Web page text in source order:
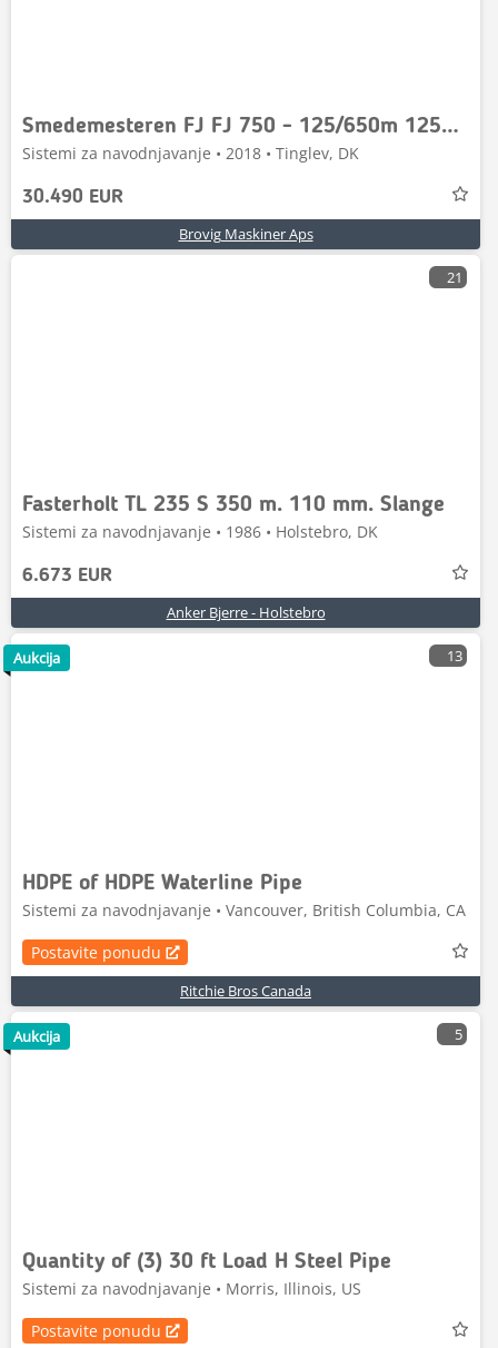
Smedemesteren FJ FJ 750 - 125/650m 125mm pl 125x6
Sistemi za navodnjavanje • 2018 • Tinglev, DK
30.490 EUR
Brovig Maskiner Aps
21
Fasterholt TL 235 S 350 m. 110 mm. Slange
Sistemi za navodnjavanje • 1986 • Holstebro, DK
6.673 EUR
Anker Bjerre - Holstebro
13
HDPE of HDPE Waterline Pipe
Sistemi za navodnjavanje • Vancouver, British Columbia, CA
Postavite ponudu
Ritchie Bros Canada
Aukcija
5
Quantity of (3) 30 ft Load H Steel Pipe
Sistemi za navodnjavanje • Morris, Illinois, US
Postavite ponudu
Aukcija